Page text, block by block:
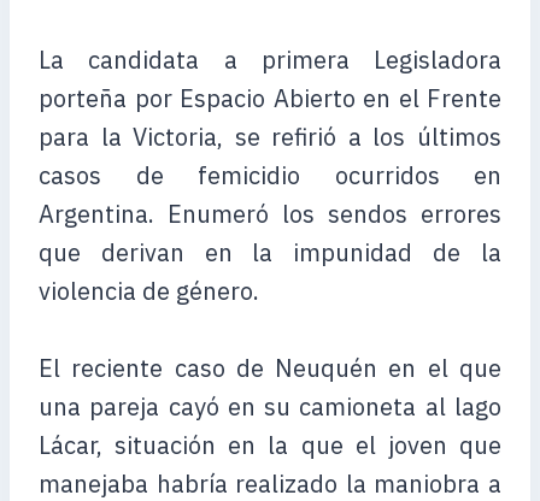
La candidata a primera Legisladora
porteña por Espacio Abierto en el Frente
para la Victoria, se refirió a los últimos
casos de femicidio ocurridos en
Argentina. Enumeró los sendos errores
que derivan en la impunidad de la
violencia de género.
El reciente caso de Neuquén en el que
una pareja cayó en su camioneta al lago
Lácar, situación en la que el joven que
manejaba habría realizado la maniobra a